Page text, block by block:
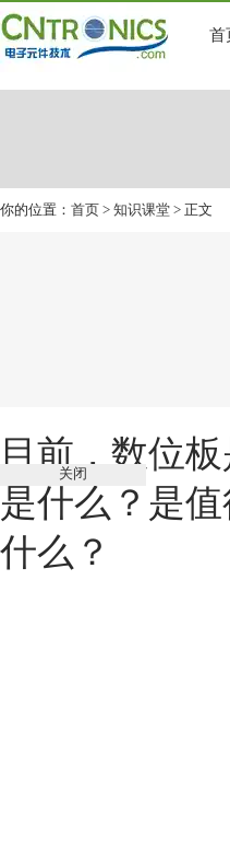
首
你的位置： 首页 > 知识课堂 > 正文
目前， 数位板
是什么？是
什么？
关闭